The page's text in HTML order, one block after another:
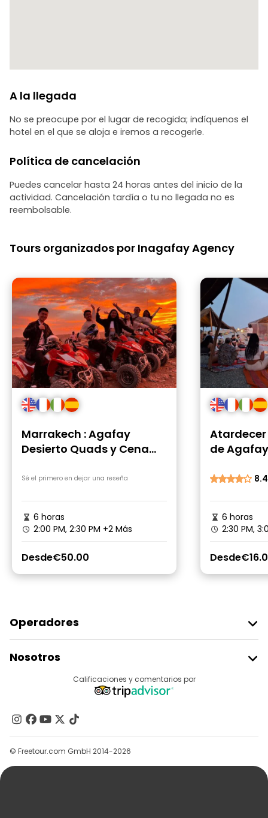
A la llegada
No se preocupe por el lugar de recogida; indíquenos el
hotel en el que se aloja e iremos a recogerle.
Política de cancelación
Puedes cancelar hasta 24 horas antes del inicio de la
actividad. Cancelación tardía o tu no llegada no es
reembolsable.
Tours organizados por Inagafay Agency
Marrakech : Agafay
Desierto Quads y Cena
Sé el primero en dejar una reseña
6 horas
2:00 PM, 2:30 PM +2 Más
Desde€50.00
Atardecer
de
8.4
6 horas
2:30 PM,
Desde
Operadores
Acceder Como Proveedor
Programa De Afiliados
Nosotros
Contacto
Grupos
Ayuda
Calificaciones y comentarios por
© Freetour.com GmbH 2014-2026